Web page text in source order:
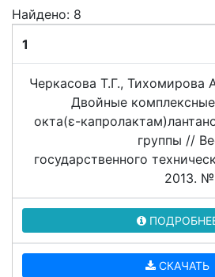
Найдено: 8
1
Черкасова Т.Г., Тихомирова
Двойные
окта(ε-
группы //
государственного
2013.
СКАЧАТЬ